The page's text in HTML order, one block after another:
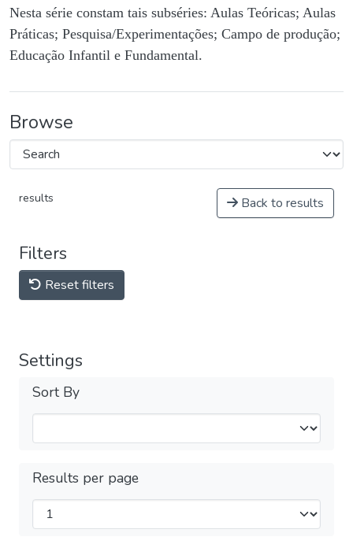
Nesta série constam tais subséries: Aulas Teóricas; Aulas
Práticas; Pesquisa/Experimentações; Campo de produção;
Educação Infantil e Fundamental.
Browse
results Back to results
Filters
Reset filters
Settings
Sort By
Results per page